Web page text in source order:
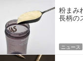
粉まみ
長柄の
ニュース